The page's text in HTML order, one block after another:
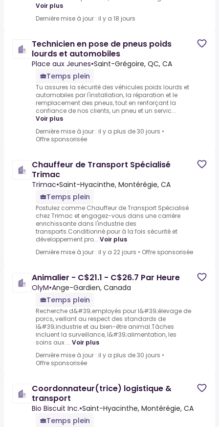
Voir plus
Dernière mise à jour : il y a 18 jours
Technicien en pose de pneus poids
lourds et automobiles
Place aux Jeunes•Saint-Grégoire, QC, CA
Temps plein
Tu assures la sécurité des véhicules poids lourds et
automobiles par l'installation, la réparation et le
remplacement des pneus, tout en renforçant la
confiance de nos clients, un pneu et un servic...
Voir plus
Dernière mise à jour : il y a plus de 30 jours •
Offre sponsorisée
Chauffeur de Transport Spécialisé
Trimac
Trimac•Saint-Hyacinthe, Montérégie, CA
Temps plein
Postulez comme Chauffeur de Transport Spécialisé
chez Trimac et engagez-vous dans une carrière
enrichissante dans l'industrie des
transports.Conditionné pour à la fois sécurité et
développement pro... Voir plus
Dernière mise à jour : il y a 22 jours • Offre sponsorisée
Animalier - C$21.1 - C$26.7 Par Heure
OlyM•Ange-Gardien, Canada
Temps plein
Recherche d&#39;employés pour l&#39;élevage de
porcs, veillant au respect des standards de
l&#39;industrie et au bien-être animal.Tâches
incluent la surveillance, l&#39;alimentation, les
soins aux ... Voir plus
Dernière mise à jour : il y a plus de 30 jours •
Offre sponsorisée
Coordonnateur(trice) logistique &
transport
Bio Biscuit Inc.•Saint-Hyacinthe, Montérégie, CA
Temps plein